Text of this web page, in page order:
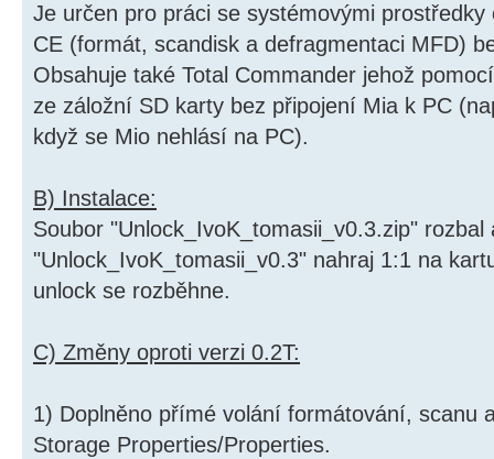
Je určen pro práci se systémovými
CE (formát, scandisk a defragmentaci MFD)
Obsahuje také Total Commander jehož
ze záložní SD karty bez připojení Mia k PC
když se Mio nehlásí na PC).
B) Instalace:
Soubor "Unlock_IvoK_tomasii_v0.3.zip" rozbal
"Unlock_IvoK_tomasii_v0.3" nahraj 1:1 na
unlock se rozběhne.
C) Změny oproti verzi 0.2T:
1) Doplněno přímé volání formátování, scanu
Storage Properties/Properties.